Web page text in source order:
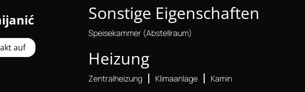
auf
Sonstige Eigenschaften
Speisekammer (Abstellraum)
Heizung
Zentralheizung Klimaanlage Kamin